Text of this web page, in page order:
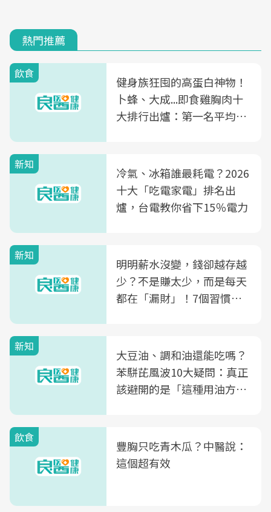
熱門推薦
飲食
健身族狂囤的高蛋白神物！
卜蜂、大成...即食雞胸肉十
大排行出爐：第一名平均一
新知
冷氣、冰箱誰最耗電？2026
十大「吃電家電」排名出
爐，台電教你省下15％電力
新知
明明薪水沒變，錢卻越存越
少？不是賺太少，而是每天
都在「漏財」！7個習慣一
新知
大豆油、調和油還能吃嗎？
苯駢芘風波10大疑問：真正
該避開的是「這種用油方
飲食
豐胸只吃青木瓜？中醫說：
這個超有效